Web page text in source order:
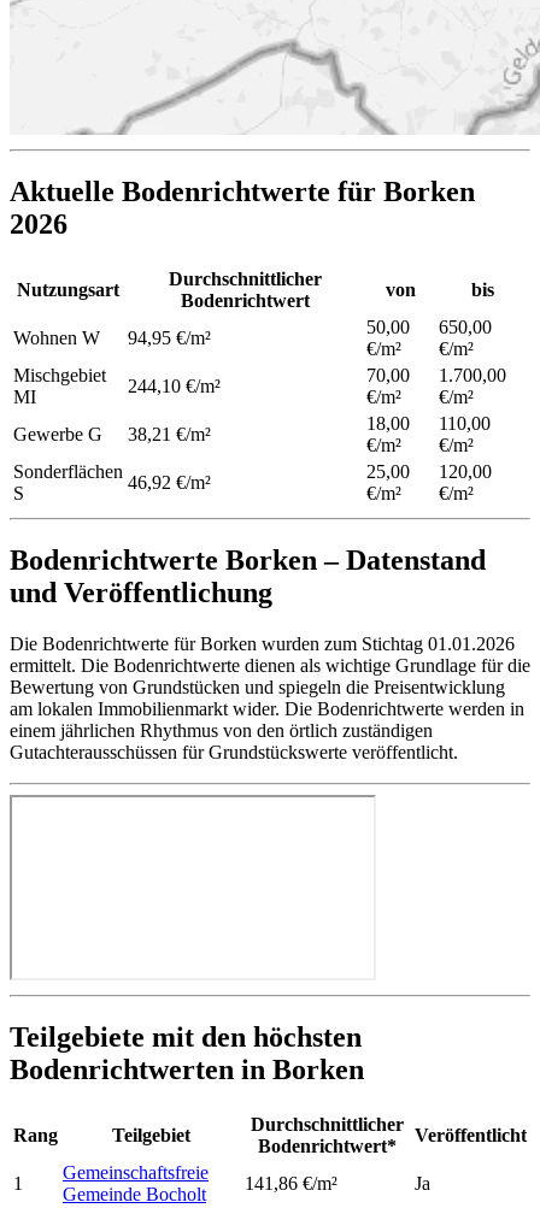
Aktuelle Bodenrichtwerte für Borken
2026
Nutzungsart
Durchschnittlicher
Bodenrichtwert
von bis
Wohnen W 94,95 €/m²
50,00
€/m²
650,00
€/m²
Mischgebiet
MI
244,10 €/m²
70,00
€/m²
1.700,00
€/m²
Gewerbe G 38,21 €/m²
18,00
€/m²
110,00
€/m²
Sonderflächen
S
46,92 €/m²
25,00
€/m²
120,00
€/m²
Bodenrichtwerte Borken – Datenstand
und Veröffentlichung
Die Bodenrichtwerte für Borken wurden zum Stichtag 01.01.2026
ermittelt. Die Bodenrichtwerte dienen als wichtige Grundlage für die
Bewertung von Grundstücken und spiegeln die Preisentwicklung
am lokalen Immobilienmarkt wider. Die Bodenrichtwerte werden in
einem jährlichen Rhythmus von den örtlich zuständigen
Gutachterausschüssen für Grundstückswerte veröffentlicht.
Teilgebiete mit den höchsten
Bodenrichtwerten in Borken
Rang Teilgebiet
Durchschnittlicher
Bodenrichtwert*
Veröffentlicht
1
Gemeinschaftsfreie
Gemeinde Bocholt
141,86 €/m² Ja